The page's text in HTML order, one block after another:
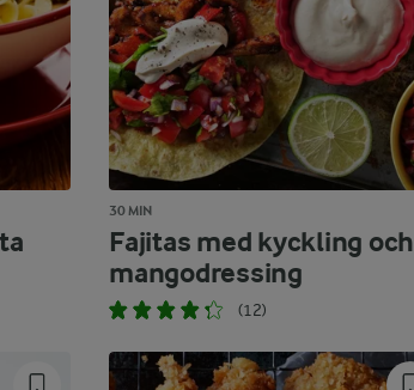
30 MIN
Fajitas med kyckling och
mangodressing
(12)